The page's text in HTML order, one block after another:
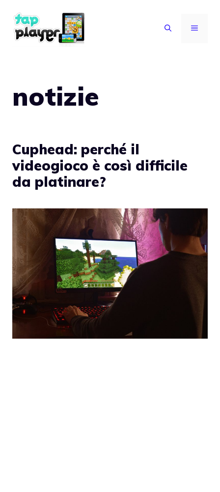
contenuto
MENU
notizie
Cuphead: perché il
videogioco è così difficile
da platinare?